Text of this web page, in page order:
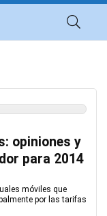
opiniones y
para 2014
móviles que
por las tarifas